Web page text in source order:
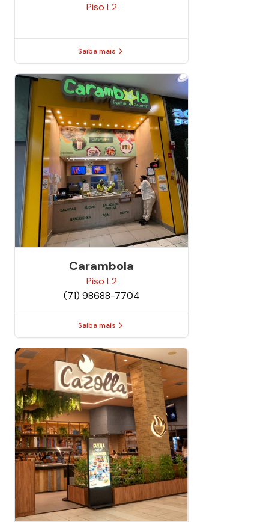
Piso L2
Saiba mais
Carambola
Piso L2
(71) 98688-7704
Saiba mais